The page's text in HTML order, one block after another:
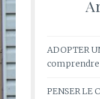
ADOPTER
PENSER LE